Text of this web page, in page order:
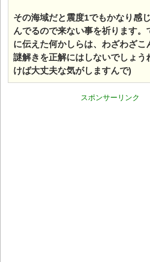
その海域だと震度1でもかなり感
んでるので来ない事を祈ります。
に伝えた何かしらは、わざわざこ
謎解きを正解にはしないでしょ
けば大丈夫な気がしますんで)
スポンサーリンク